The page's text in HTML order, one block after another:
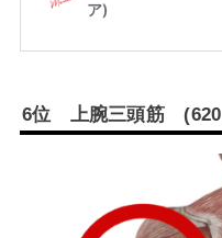
6位 上腕三頭筋(620